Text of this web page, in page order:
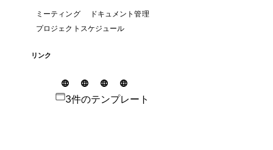
ミーティング
ドキュメント管理
プロジェクトスケジュール
リンク
3件のテンプレート